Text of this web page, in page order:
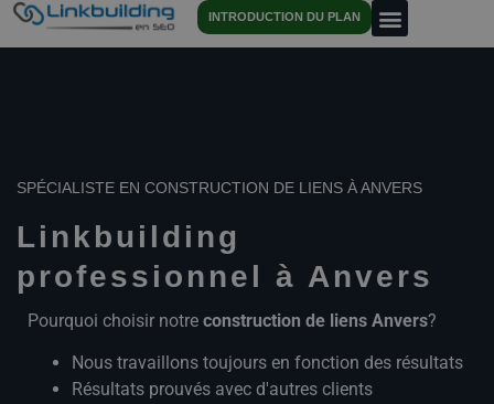
INTRODUCTION DU PLAN
SPÉCIALISTE EN CONSTRUCTION DE LIENS À ANVERS
Linkbuilding
professionnel à Anvers
Pourquoi choisir notre construction de liens Anvers?
Nous travaillons toujours en fonction des résultats
Résultats prouvés avec d'autres clients